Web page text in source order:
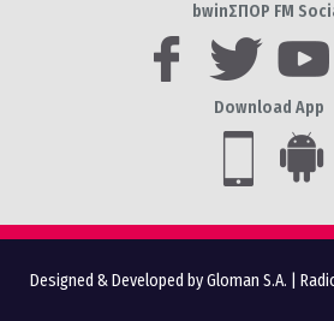
bwinΣΠΟΡ FM
Download App
Designed & Developed by Gloman S.A.